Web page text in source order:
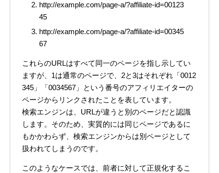
http://example.com/page-a/?affiliate-id=00123
45
http://example.com/page-a/?affiliate-id=00345
67
これらのURLはすべて同一のページを指し示してい
ますが、1は通常のページで、2と3はそれぞれ「0012
345」「0034567」という番号のアフィリエイターの
ページからリンクされたことを表しています。
検索エンジンは、URLが違うと別のページだと認識
します。そのため、実質的には同じページであるに
もかかわらず、検索エンジンからは別ページとして
扱われてしまうのです。
このようなケースでは、前者に対して正規化するこ